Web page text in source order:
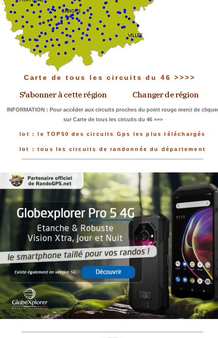
Carte de tous les circuits du 46 >>>>
INFORMATION : Pour accéder aux circuits proches du point rouge merci de
sur Carte de tous les circuits du 46 >>>
lot : le TOP50 des circuits Gps les plus téléchargés
lot : tous les circuits de randonnée du département